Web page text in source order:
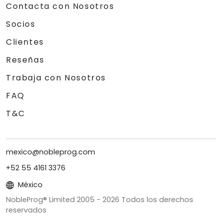
Contacta con Nosotros
Socios
Clientes
Reseñas
Trabaja con Nosotros
FAQ
T&C
mexico@nobleprog.com
+52 55 4161 3376
México
NobleProg® Limited 2005 - 2026 Todos los derechos
reservados